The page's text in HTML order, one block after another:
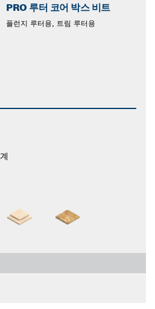
PRO 루터 코어 박스 비트
플런지 루터용, 트림 루터용